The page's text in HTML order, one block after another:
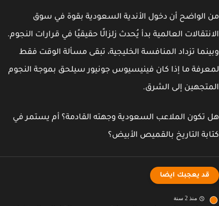
الواضح أن دخول الأندية السعودية بقوة في سوق
العالمية بدأ يُحدث زلزالًا حقيقيًا في قرارات النجوم.
تزداد المنافسة الخليجية، تبقى مسألة الوقت فقط
ما إذا كانفينيسيوس جونيورسيلحق بموجة النجوم
إلى الشرق.
تكون الملاعب السعودية وجهته القادمة؟أم يستمر في
التاريخ بالقميص الأبيض؟
قد يعجبك ايضا
منذ 2 سنة